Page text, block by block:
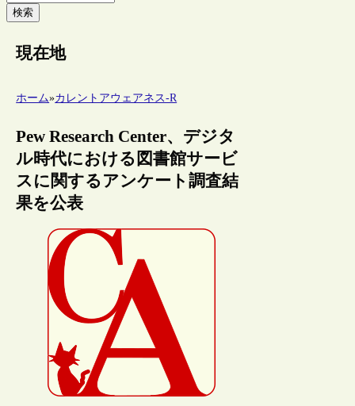
検索
現在地
ホーム»カレントアウェアネス-R
Pew Research Center、デジタ
ル時代における図書館サービ
スに関するアンケート調査結
果を公表